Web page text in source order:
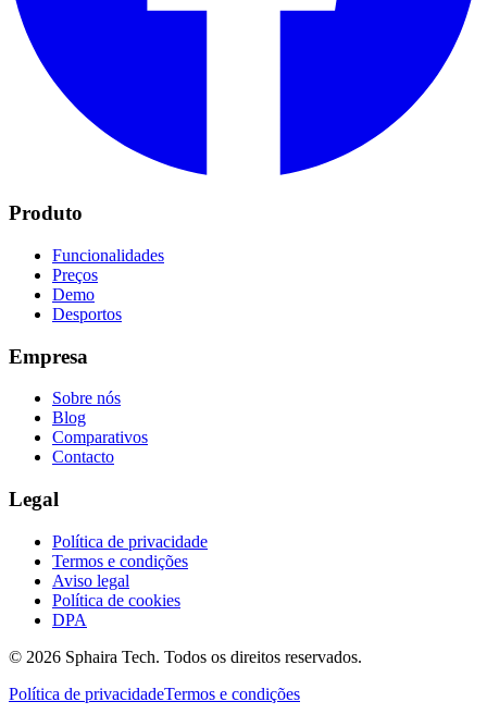
Produto
Funcionalidades
Preços
Demo
Desportos
Empresa
Sobre nós
Blog
Comparativos
Contacto
Legal
Política de privacidade
Termos e condições
Aviso legal
Política de cookies
DPA
© 2026 Sphaira Tech. Todos os direitos reservados.
Política de privacidadeTermos e condições